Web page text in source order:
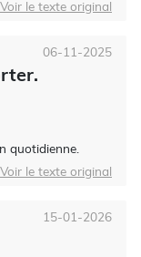
Voir le texte original
quotidienne.
06-11-2025
Voir le texte original
15-01-2026